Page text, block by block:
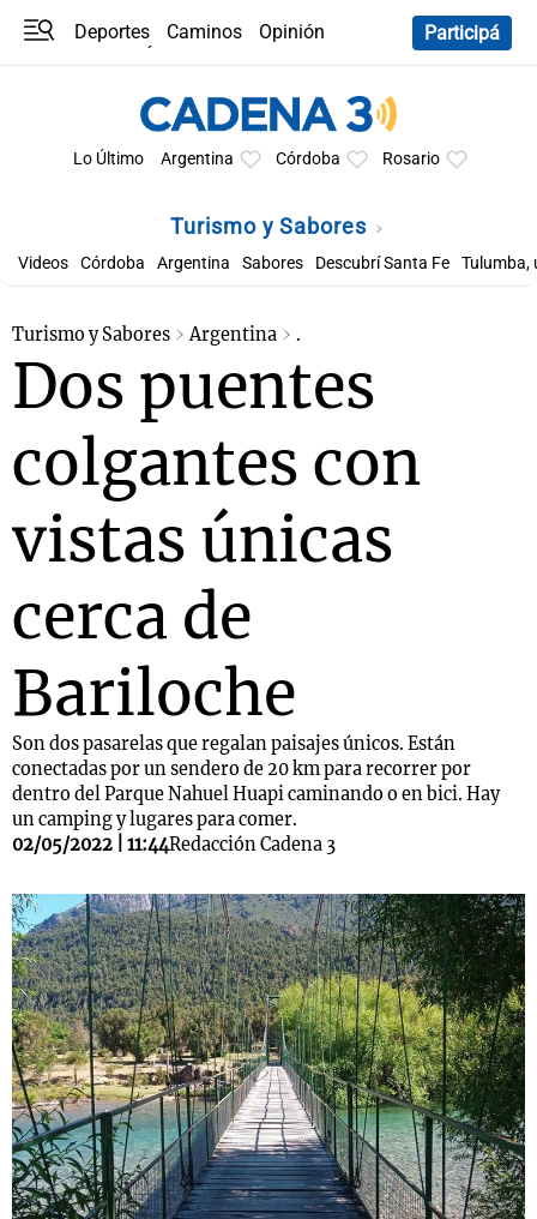
Deportes Caminos
Opinión
Participá
Lo Último Argentina Córdoba Rosario
Turismo y Sabores
Videos Córdoba Argentina Sabores Descubrí Santa Fe Tulumba,
Turismo y Sabores Argentina .
Dos puentes
colgantes con
vistas únicas
cerca de
Bariloche
Son dos pasarelas que regalan paisajes únicos. Están
conectadas por un sendero de 20 km para recorrer por
dentro del Parque Nahuel Huapi caminando o en bici. Hay
un camping y lugares para comer.
02/05/2022 | 11:44Redacción Cadena 3
Notas
Notas